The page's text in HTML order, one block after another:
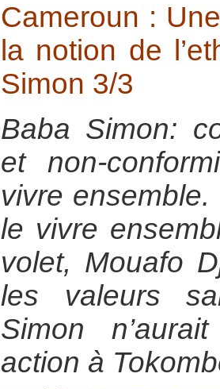
Cameroun :
la notion de
Simon 3/3
Baba Simon:
et non-
vivre
le vivre
volet, Mouafo
les valeurs
Simon
action à